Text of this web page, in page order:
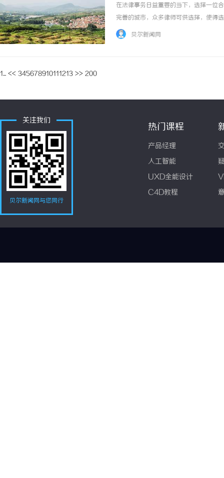
在法律事务日益重要的当下，选择一位
完善的城市，众多律师可供选择，使得
合的律师，以及在选择过程中需要注意
贝尔新闻网
1... << 345678910111213 >> 200
关注我们
贝尔新闻网与您同行
热门课程
产品经理
人工智能
UXD全能设计
C4D教程